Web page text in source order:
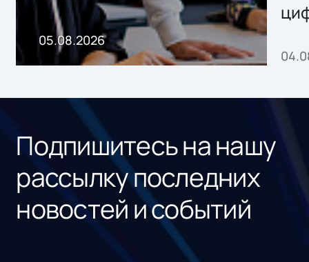
05.08.2026
Подпишитесь на нашу
рассылку последних
новостей и событий